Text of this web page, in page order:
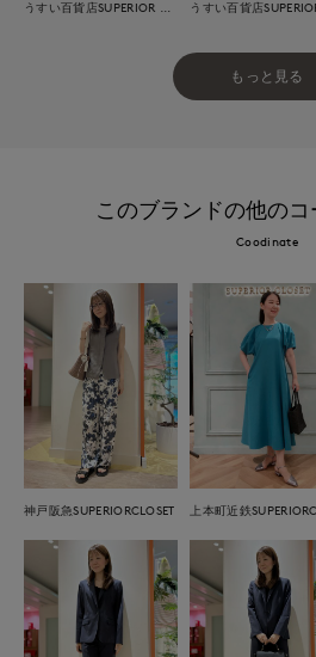
もっと見る
このブランドの他のコ
Coodinate
神戸阪急SUPERIORCLOSET